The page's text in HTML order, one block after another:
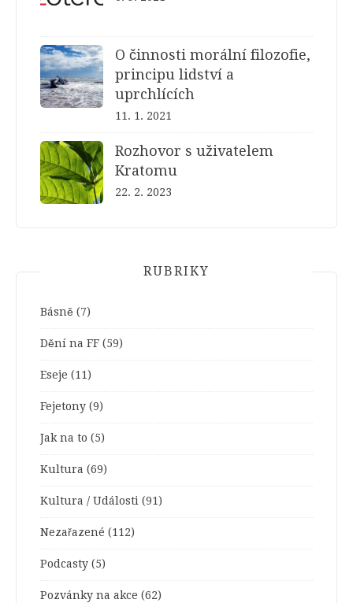
O činnosti morální filozofie,
principu lidství a
uprchlících
11. 1. 2021
Rozhovor s uživatelem
Kratomu
22. 2. 2023
RUBRIKY
Básně (7)
Dění na FF (59)
Eseje (11)
Fejetony (9)
Jak na to (5)
Kultura (69)
Kultura / Události (91)
Nezařazené (112)
Podcasty (5)
Pozvánky na akce (62)